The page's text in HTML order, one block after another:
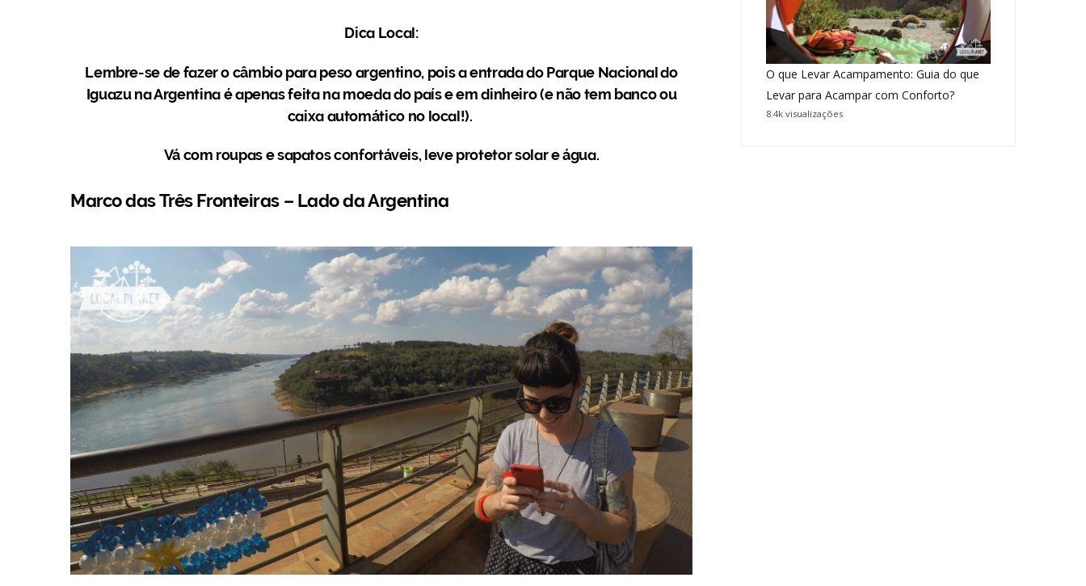
Dica Local:
Lembre-se de fazer o câmbio para peso argentino, pois a entrada do Parque Nacional do
Iguazu na Argentina é apenas feita na moeda do país e em dinheiro (e não tem banco ou
caixa automático no local!).
Vá com roupas e sapatos confortáveis, leve protetor solar e água.
Marco das Três Fronteiras – Lado da Argentina
O que Levar Acampamento: Guia do que
Levar para Acampar com Conforto?
8.4k visualizações